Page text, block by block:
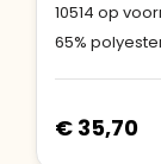
10514 op
65%
€ 35,70